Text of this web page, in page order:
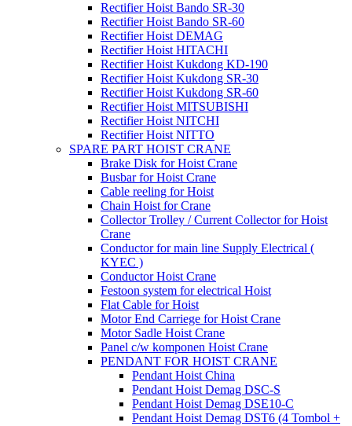
Rectifier Hoist Bando SR-30
Rectifier Hoist Bando SR-60
Rectifier Hoist DEMAG
Rectifier Hoist HITACHI
Rectifier Hoist Kukdong KD-190
Rectifier Hoist Kukdong SR-30
Rectifier Hoist Kukdong SR-60
Rectifier Hoist MITSUBISHI
Rectifier Hoist NITCHI
Rectifier Hoist NITTO
SPARE PART HOIST CRANE
Brake Disk for Hoist Crane
Busbar for Hoist Crane
Cable reeling for Hoist
Chain Hoist for Crane
Collector Trolley / Current Collector for Hoist
Crane
Conductor for main line Supply Electrical (
KYEC )
Conductor Hoist Crane
Festoon system for electrical Hoist
Flat Cable for Hoist
Motor End Carriege for Hoist Crane
Motor Sadle Hoist Crane
Panel c/w komponen Hoist Crane
PENDANT FOR HOIST CRANE
Pendant Hoist China
Pendant Hoist Demag DSC-S
Pendant Hoist Demag DSE10-C
Pendant Hoist Demag DST6 (4 Tombol +